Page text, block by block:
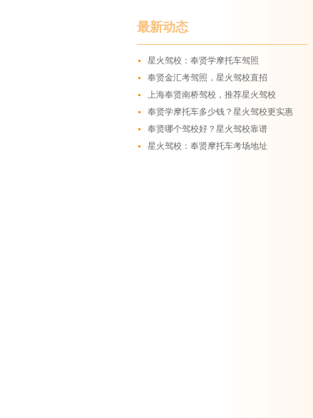
最新动态
星火驾校：奉贤学摩托车驾照
奉贤金汇考驾照，星火驾校直招
上海奉贤南桥驾校，推荐星火驾校
奉贤学摩托车多少钱？星火驾校更实惠
奉贤哪个驾校好？星火驾校靠谱
星火驾校：奉贤摩托车考场地址